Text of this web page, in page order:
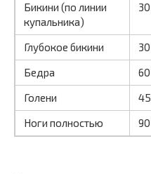
Бикини (по линии
купальника)
30
Глубокое бикини 30
Бедра
60
Голени
45
Ноги полностью
90